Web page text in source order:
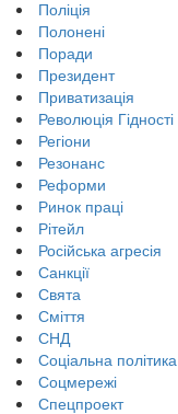
Поліція
Полонені
Поради
Президент
Приватизація
Революція Гідності
Регіони
Резонанс
Реформи
Ринок праці
Рітейл
Російська агресія
Санкції
Свята
Сміття
СНД
Соціальна політика
Соцмережі
Спецпроект